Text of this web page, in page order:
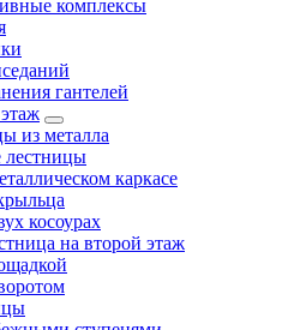
комплексы
гантелей
из металла
лестницы
каркасе
косоурах
на второй этаж